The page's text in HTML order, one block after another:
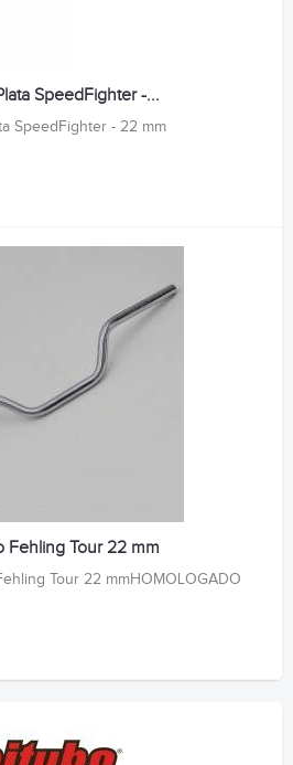
SpeedFighter -...
SpeedFighter - 22 mm
Fehling Tour 22 mm
Tour 22 mmHOMOLOGADO